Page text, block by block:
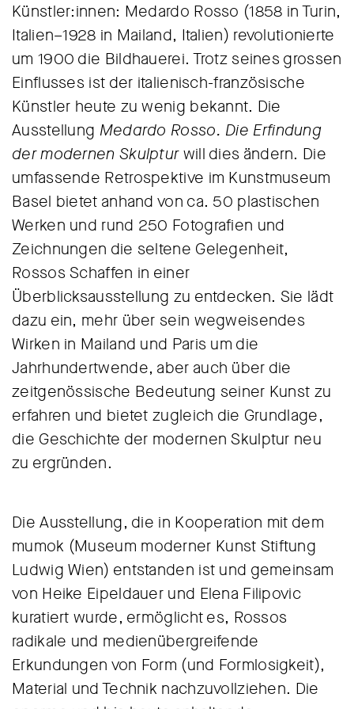
Künstler:innen: Medardo Rosso (1858 in Turin,
Italien–1928 in Mailand, Italien) revolutionierte
um 1900 die Bildhauerei. Trotz seines grossen
Einflusses ist der italienisch-französische
Künstler heute zu wenig bekannt. Die
Ausstellung Medardo Rosso. Die Erfindung
der modernen Skulpturwill dies ändern. Die
umfassende Retrospektive im Kunstmuseum
Basel bietet anhand von ca. 50 plastischen
Werken und rund 250 Fotografien und
Zeichnungen die seltene Gelegenheit,
Rossos Schaffen in einer
Überblicksausstellung zu entdecken. Sie lädt
dazu ein, mehr über sein wegweisendes
Wirken in Mailand und Paris um die
Jahrhundertwende, aber auch über die
zeitgenössische Bedeutung seiner Kunst zu
erfahren und bietet zugleich die Grundlage,
die Geschichte der modernen Skulptur neu
zu ergründen.
Die Ausstellung, die in Kooperation mit dem
mumok (Museum moderner Kunst Stiftung
Ludwig Wien) entstanden ist und gemeinsam
von Heike Eipeldauer und Elena Filipovic
kuratiert wurde, ermöglicht es, Rossos
radikale und medienübergreifende
Erkundungen von Form (und Formlosigkeit),
Material und Technik nachzuvollziehen. Die